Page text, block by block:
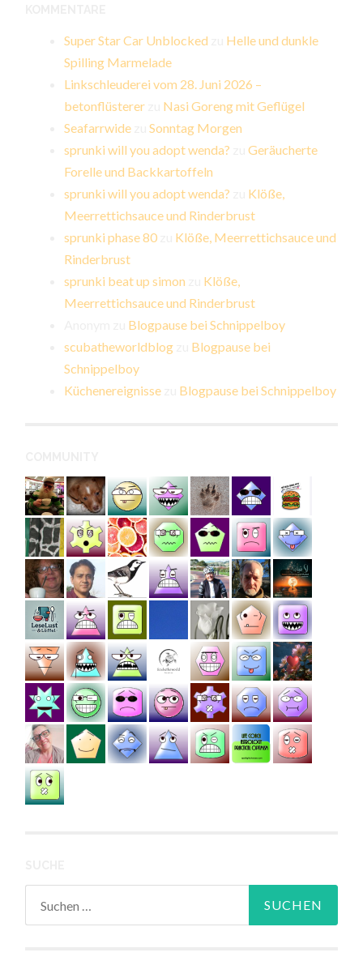
Super Star Car Unblocked
Helle und dunkle
Spilling Marmelade
Linkschleuderei vom 28. Juni 2026 –
betonflüsterer
Nasi Goreng mit Geflügel
Seafarrwide zuSonntag Morgen
sprunki will you adopt wenda? zuGeräucherte
Forelle und Backkartoffeln
sprunki will you adopt wenda?
Klöße,
Meerrettichsauce und Rinderbrust
sprunki phase 80
Klöße, Meerrettichsauce und
Rinderbrust
sprunki beat up simon
Klöße,
Meerrettichsauce und Rinderbrust
Blogpause bei Schnippelboy
scubatheworldblog
Blogpause bei
Schnippelboy
Küchenereignisse
Blogpause bei Schnippelboy